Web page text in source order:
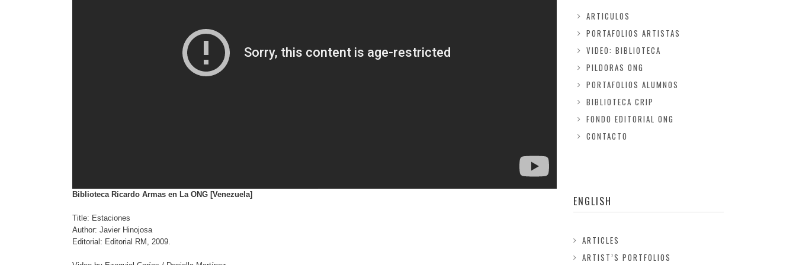
Biblioteca Ricardo Armas en La ONG [Venezuela]
Title: Estaciones
Author: Javier Hinojosa
Editorial: Editorial RM, 2009.
ARTICULOS
PORTAFOLIOS ARTISTAS
VIDEO: BIBLIOTECA
PILDORAS ONG
PORTAFOLIOS ALUMNOS
BIBLIOTECA CRIP
FONDO EDITORIAL ONG
CONTACTO
ENGLISH
ARTICLES
ARTIST’S PORTFOLIOS